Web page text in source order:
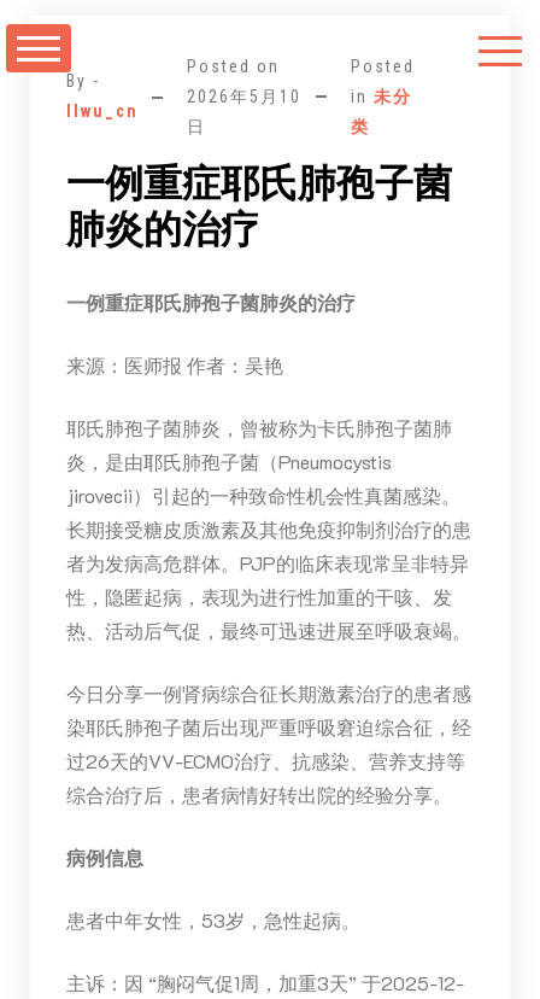
至
By -
llwu_cn
Posted on
2026年5月10
日
Posted
in 未分
类
一例重症耶氏肺孢子菌
肺炎的治疗
一例重症耶氏肺孢子菌肺炎的治疗
来源：医师报 作者：吴艳
耶氏肺孢子菌肺炎，曾被称为卡氏肺孢子菌肺
炎，是由耶氏肺孢子菌（Pneumocystis
jirovecii）引起的一种致命性机会性真菌感染。
长期接受糖皮质激素及其他免疫抑制剂治疗的患
者为发病高危群体。PJP的临床表现常呈非特异
性，隐匿起病，表现为进行性加重的干咳、发
热、活动后气促，最终可迅速进展至呼吸衰竭。
今日分享一例肾病综合征长期激素治疗的患者感
染耶氏肺孢子菌后出现严重呼吸窘迫综合征，经
过26天的VV-ECMO治疗、抗感染、营养支持等
综合治疗后，患者病情好转出院的经验分享。
病例信息
患者中年女性，53岁，急性起病。
主诉：因 “胸闷气促1周，加重3天” 于2025-12-